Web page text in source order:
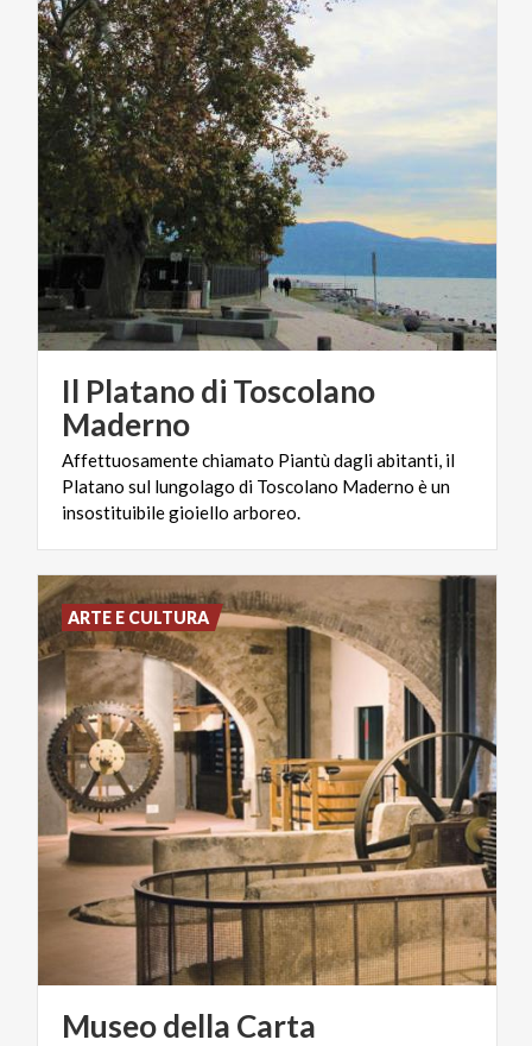
Il Platano di Toscolano
Maderno
Affettuosamente chiamato Piantù dagli abitanti, il
Platano sul lungolago di Toscolano Maderno è un
insostituibile gioiello arboreo.
Museodella Carta
ARTE E CULTURA